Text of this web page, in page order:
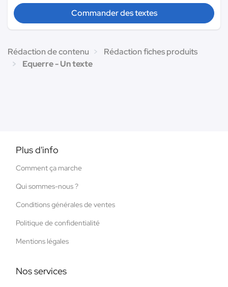
Commander des textes
Rédaction de contenu
Rédaction fiches produits
Equerre - Un texte
Plus d'info
Comment ça marche
Qui sommes-nous ?
Conditions générales de ventes
Politique de confidentialité
Mentions légales
Nos services